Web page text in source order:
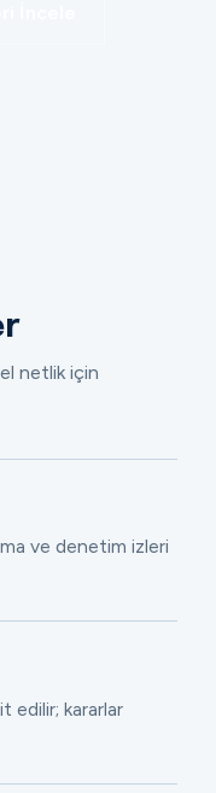
netlik için
ve denetim izleri
edilir; kararlar